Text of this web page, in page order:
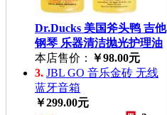
Dr.Ducks 美国斧头鸭 吉他
钢琴 乐器清洁抛光护理油
本店售价： ￥98.00元
3. JBL GO 音乐金砖 无线
蓝牙音箱
￥299.00元